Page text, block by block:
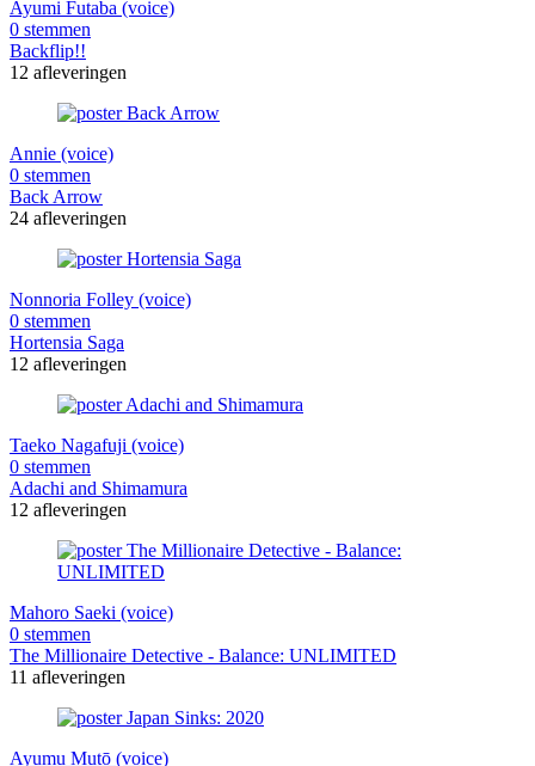
Ayumi Futaba (voice)
0 stemmen
Backflip!!
12 afleveringen
Annie (voice)
0 stemmen
Back Arrow
24 afleveringen
Nonnoria Folley (voice)
0 stemmen
Hortensia Saga
12 afleveringen
Taeko Nagafuji (voice)
0 stemmen
Adachi and Shimamura
12 afleveringen
Mahoro Saeki (voice)
0 stemmen
The Millionaire Detective - Balance: UNLIMITED
11 afleveringen
Ayumu Mutō (voice)